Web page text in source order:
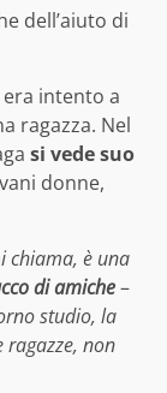
dell’aiuto di
intento a
ragazza. Nel
si vede suo
donne,
chiama, è una
di amiche–
studio, la
ragazze, non